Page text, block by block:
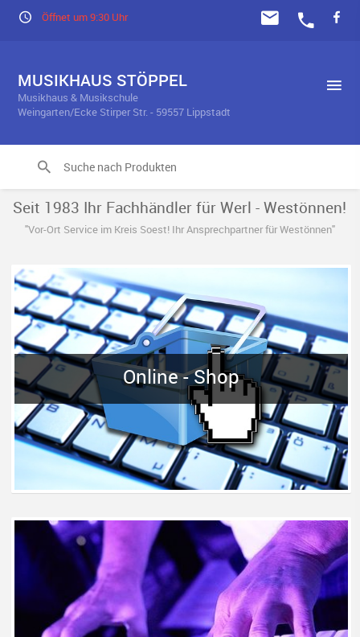
Öffnet um 9:30 Uhr
MUSIKHAUS STÖPPEL
Musikhaus & Musikschule
Weingarten/Ecke Stirper Str. - 59557 Lippstadt
Seit 1983 Ihr Fachhändler für Werl - Westönnen!
"Vor-Ort Service im Kreis Soest! Ihr Ansprechpartner für Westönnen"
Online - Shop